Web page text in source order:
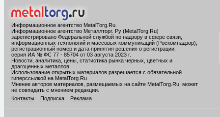
Информационное агентство MetalTorg.Ru
Информационное агентство Металлторг. Ру (MetalTorg.Ru)
зарегистрировано Федеральной службой по надзору в сфере связи,
информационных технологий и массовых коммуникаций (Роскомнадзор),
регистрационный номер и дата принятия решения о регистрации:
серия ИА № ФС 77 - 85704 от 03 августа 2023 г.
Новости, аналитика, цены, статистика рынка черных, цветных и
драгоценных металлов.
Использование открытых материалов разрешается с обязательной
гиперссылкой на MetalTorg.Ru
Мнение авторов материалов, размещаемых на сайте MetalTorg.Ru, может
не совпадать с мнением редакции.
Контакты
Подписка Реклама